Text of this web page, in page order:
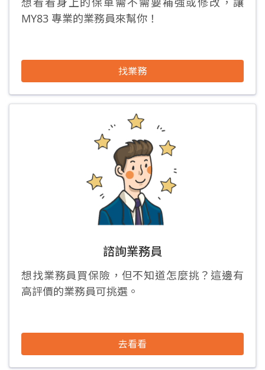
MY83 專業的業務員來幫你！
找業務
諮詢業務員
想找業務員買保險，但不知道怎麼挑？這邊有
高評價的業務員可挑選。
去看看